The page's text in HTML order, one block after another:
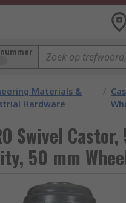
Materials &
Hardware
/
Swivel
50 mm